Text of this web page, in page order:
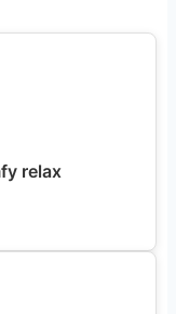
relax